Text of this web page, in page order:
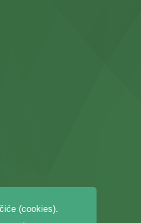
(cookies).